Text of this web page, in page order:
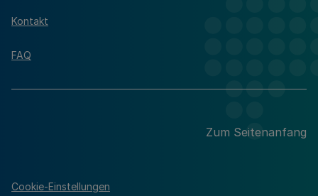
Kontakt
FAQ
Zum Seitenanfang
Cookie-Einstellungen